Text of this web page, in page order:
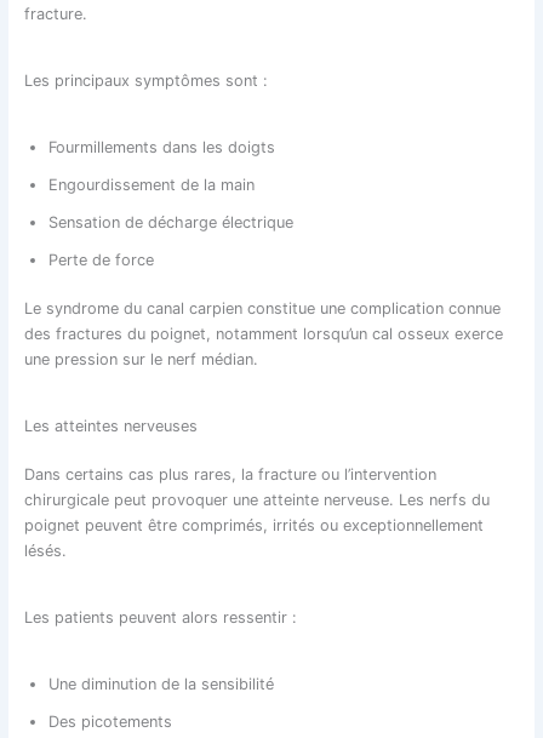
fracture.
Les principaux symptômes sont :
Fourmillements dans les doigts
Engourdissement de la main
Sensation de décharge électrique
Perte de force
Le syndrome du canal carpien constitue une complication connue
des fractures du poignet, notamment lorsqu’un cal osseux exerce
une pression sur le nerf médian.
Les atteintes nerveuses
Dans certains cas plus rares, la fracture ou l’intervention
chirurgicale peut provoquer une atteinte nerveuse. Les nerfs du
poignet peuvent être comprimés, irrités ou exceptionnellement
lésés.
Les patients peuvent alors ressentir :
Une diminution de la sensibilité
Des picotements